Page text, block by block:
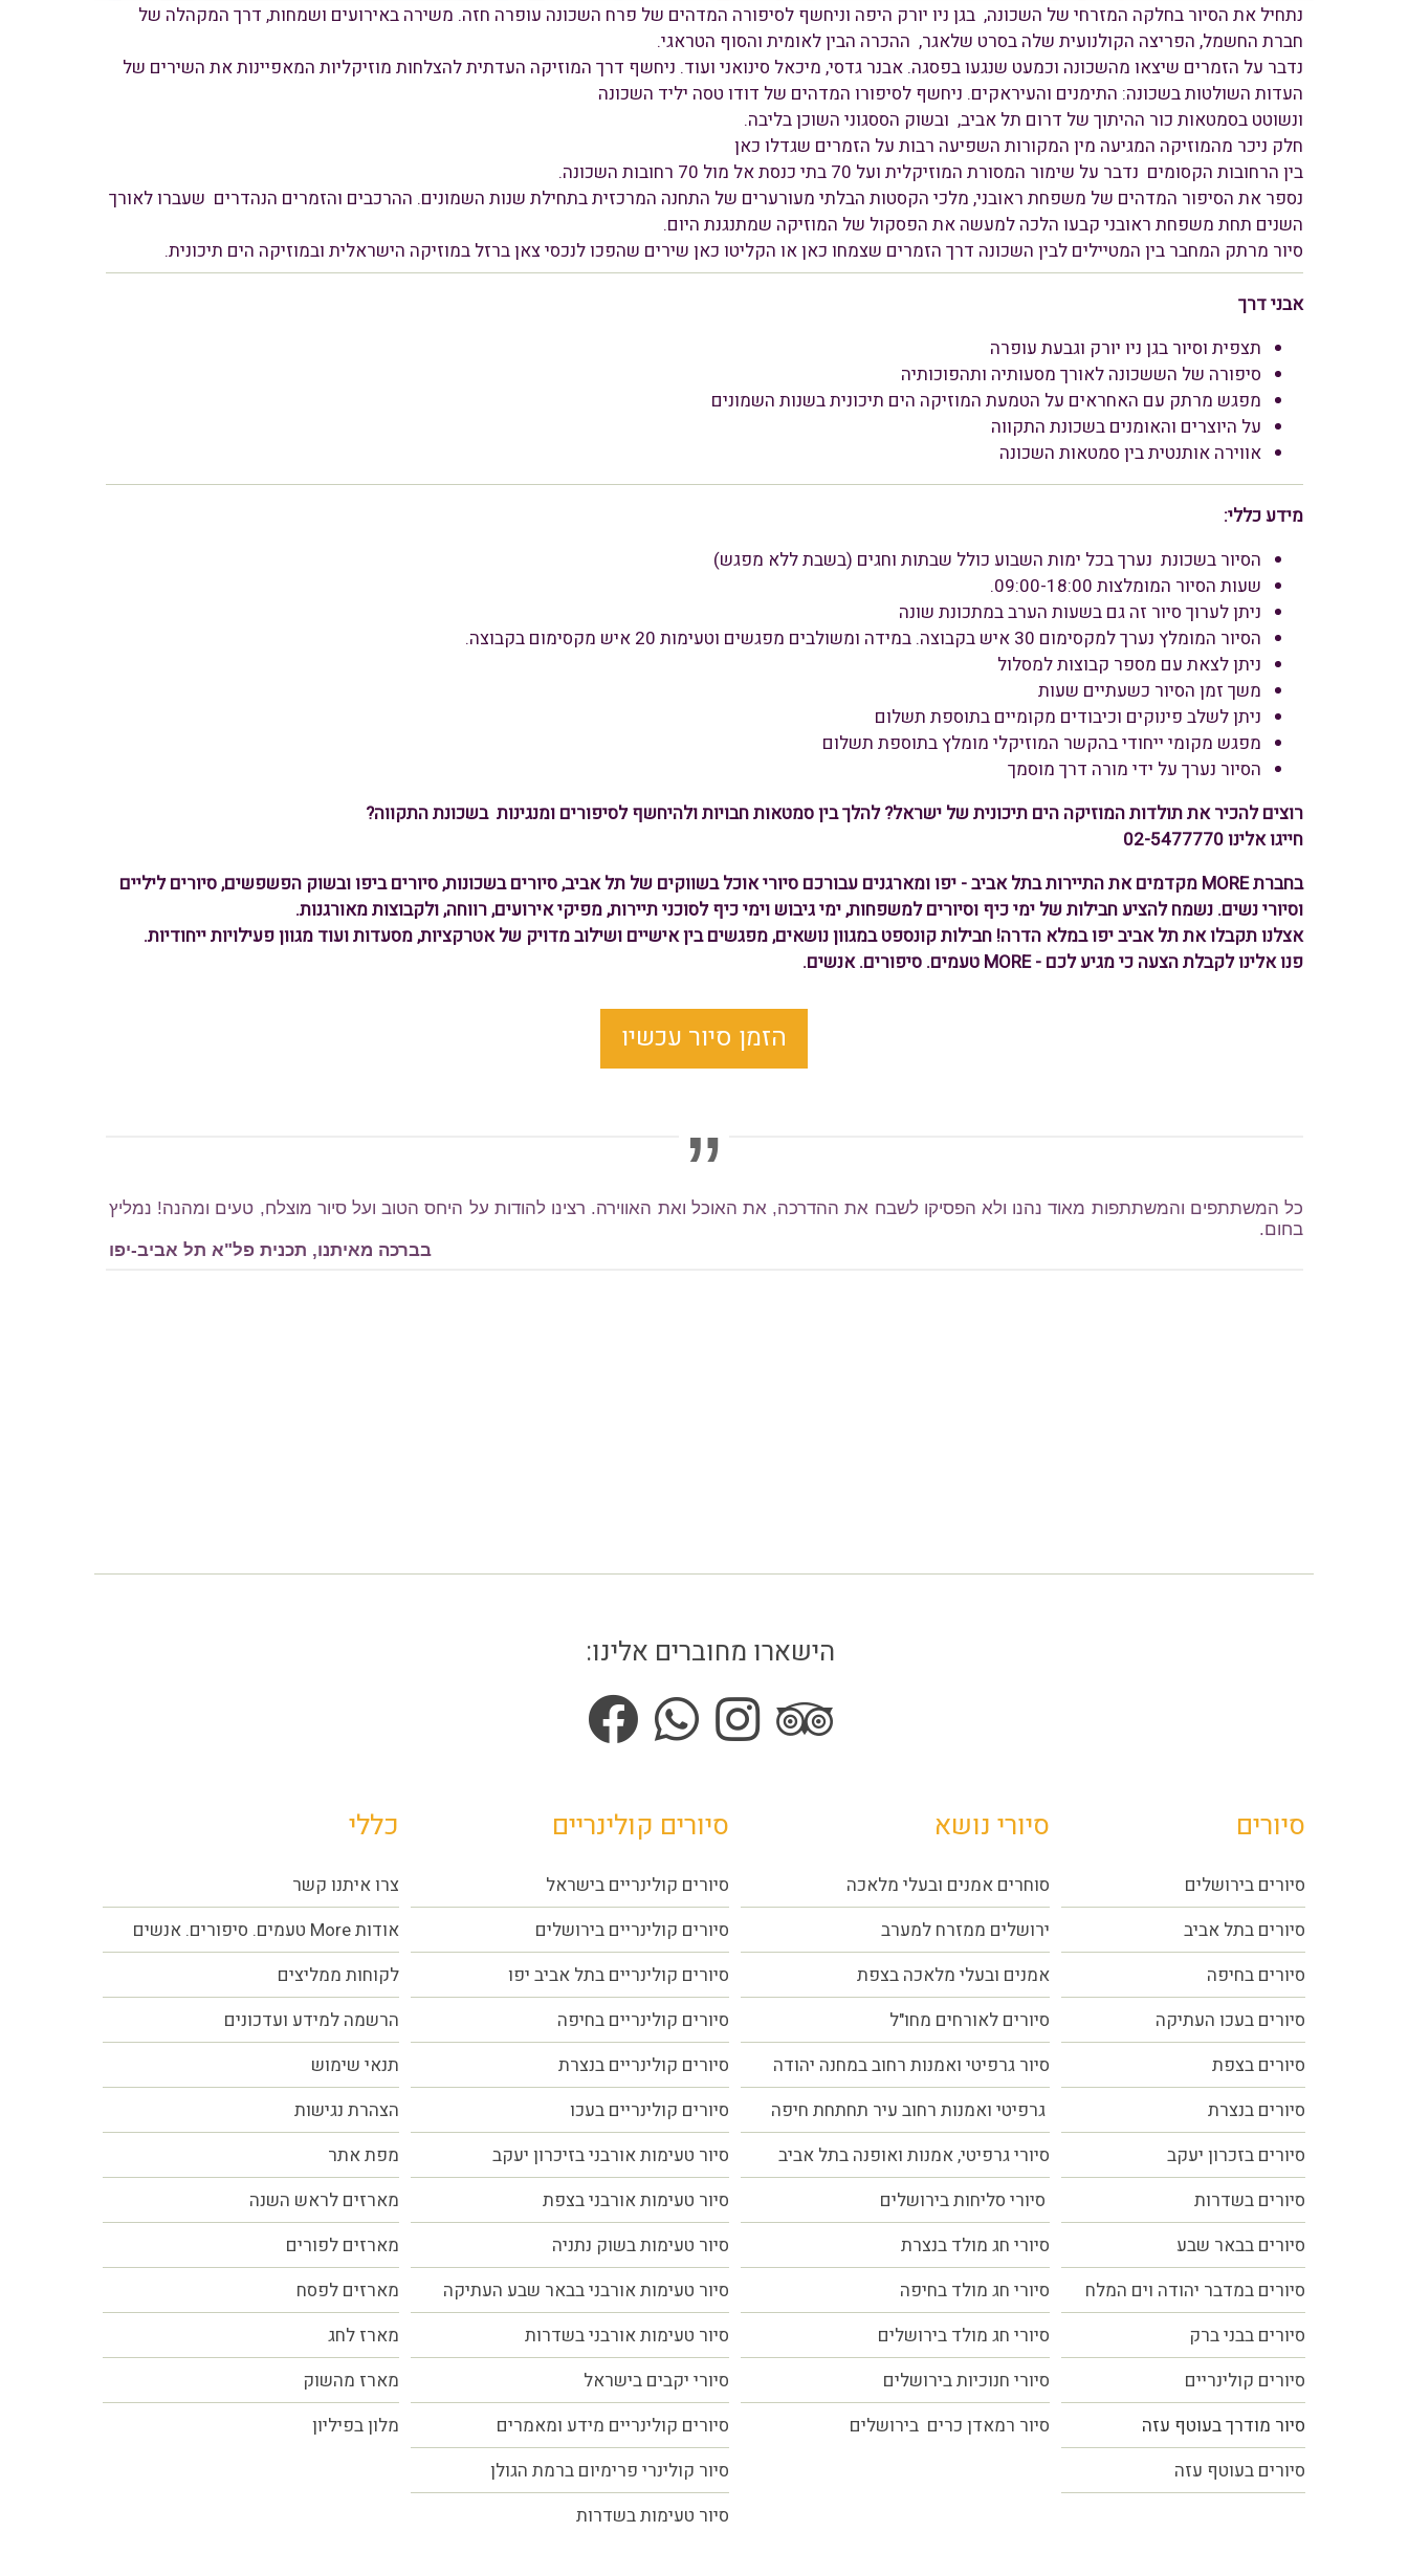
נתחיל את הסיור בחלקה המזרחי של השכונה, בגן ניו יורק היפה וניחשף לסיפורה המדהים של פרח השכונה עופרה חזה. משירה באירועים ושמחות, דרך המקהלה של
חברת החשמל, הפריצה הקולנועית שלה בסרט שלאגר, ההכרה הבין לאומית והסוף הטראגי.
נדבר על הזמרים שיצאו מהשכונה וכמעט שנגעו בפסגה. אבנר גדסי, מיכאל סינואני ועוד. ניחשף דרך המוזיקה העדתית להצלחות מוזיקליות המאפיינות את השירים של
העדות השולטות בשכונה: התימנים והעיראקים. ניחשף לסיפורו המדהים של דודו טסה יליד השכונה
ונשוטט בסמטאות כור ההיתוך של דרום תל אביב, ובשוק הססגוני השוכן בליבה.
חלק ניכר מהמוזיקה המגיעה מין המקורות השפיעה רבות על הזמרים שגדלו כאן
בין הרחובות הקסומים נדבר על שימור המסורת המוזיקלית ועל 70 בתי כנסת אל מול 70 רחובות השכונה.
נספר את הסיפור המדהים של משפחת ראובני, מלכי הקסטות הבלתי מעורערים של התחנה המרכזית בתחילת שנות השמונים. ההרכבים והזמרים הנהדרים שעברו לאורך
השנים תחת משפחת ראובני קבעו הלכה למעשה את הפסקול של המוזיקה שמתנגנת היום.
סיור מרתק המחבר בין המטיילים לבין השכונה דרך הזמרים שצמחו כאן או הקליטו כאן שירים שהפכו לנכסי צאן ברזל במוזיקה הישראלית ובמוזיקה הים תיכונית.
אבני דרך
תצפית וסיור בגן ניו יורק וגבעת עופרה
סיפורה של הששכונה לאורך מסעותיה ותהפוכותיה
מפגש מרתק עם האחראים על הטמעת המוזיקה הים תיכונית בשנות השמונים
על היוצרים והאומנים בשכונת התקווה
אווירה אותנטית בין סמטאות השכונה
מידע כללי:
הסיור בשכונת נערך בכל ימות השבוע כולל שבתות וחגים (בשבת ללא מפגש)
שעות הסיור המומלצות 09:00-18:00.
ניתן לערוך סיור זה גם בשעות הערב במתכונת שונה
הסיור המומלץ נערך למקסימום 30 איש בקבוצה. במידה ומשולבים מפגשים וטעימות 20 איש מקסימום בקבוצה.
ניתן לצאת עם מספר קבוצות למסלול
משך זמן הסיור כשעתיים שעות
ניתן לשלב פינוקים וכיבודים מקומיים בתוספת תשלום
מפגש מקומי ייחודי בהקשר המוזיקלי מומלץ בתוספת תשלום
הסיור נערך על ידי מורה דרך מוסמך
רוצים להכיר את תולדות המוזיקה הים תיכונית של ישראל? להלך בין סמטאות חבויות ולהיחשף לסיפורים ומנגינות בשכונת התקווה?
חייגו אלינו 02-5477770
בחברת MORE מקדמים את התיירות בתל אביב - יפו ומארגנים עבורכם סיורי אוכל בשווקים של תל אביב, סיורים בשכונות, סיורים ביפו ובשוק הפשפשים, סיורים ליליים
וסיורי נשים. נשמח להציע חבילות של ימי כיף וסיורים למשפחות, ימי גיבוש וימי כיף לסוכני תיירות, מפיקי אירועים, רווחה, ולקבוצות מאורגנות.
אצלנו תקבלו את תל אביב יפו במלא הדרה! חבילות קונספט במגוון נושאים, מפגשים בין אישיים ושילוב מדויק של אטרקציות, מסעדות ועוד מגוון פעילויות ייחודיות.
פנו אלינו לקבלת הצעה כי מגיע לכם - MORE טעמים. סיפורים. אנשים.
הזמן סיור עכשיו
הישארו מחוברים אלינו:
סיורים
סיורים בירושלים
סיורים בתל אביב
סיורים בחיפה
סיורים בעכו העתיקה
סיורים בצפת
סיורים בנצרת
סיורים בזכרון יעקב
סיורים בשדרות
סיורים בבאר שבע
סיורים במדבר יהודה וים המלח
סיורים בבני ברק
סיורים קולינריים
סיור מודרך בעוטף עזה
סיורים בעוטף עזה
סיורי נושא
סוחרים אמנים ובעלי מלאכה
ירושלים ממזרח למערב
אמנים ובעלי מלאכה בצפת
סיורים לאורחים מחו"ל
סיור גרפיטי ואמנות רחוב במחנה יהודה
גרפיטי ואמנות רחוב עיר תחתחת חיפה
סיורי גרפיטי, אמנות ואופנה בתל אביב
סיורי סליחות בירושלים
סיורי חג מולד בנצרת
סיורי חג מולד בחיפה
סיורי חג מולד בירושלים
סיורי חנוכיות בירושלים
סיור רמאדן כרים בירושלים
סיורים קולינריים
סיורים קולינריים בישראל
סיורים קולינריים בירושלים
סיורים קולינריים בתל אביב יפו
סיורים קולינריים בחיפה
סיורים קולינריים בנצרת
סיורים קולינריים בעכו
סיור טעימות אורבני בזיכרון יעקב
סיור טעימות אורבני בצפת
סיור טעימות בשוק נתניה
סיור טעימות אורבני בבאר שבע העתיקה
סיור טעימות אורבני בשדרות
סיורי יקבים בישראל
סיורים קולינריים מידע ומאמרים
סיור קולינרי פרימיום ברמת הגולן
סיור טעימות בשדרות
כללי
צרו איתנו קשר
אודות More טעמים. סיפורים. אנשים
לקוחות ממליצים
הרשמה למידע ועדכונים
תנאי שימוש
הצהרת נגישות
מפת אתר
מארזים לראש השנה
מארזים לפורים
מארזים לפסח
מארז לחג
מארז מהשוק
מלון בפיליון